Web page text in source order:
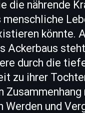
die nährende
menschliche
könnte.
Ackerbaus
durch die
zu ihrer
Werden und